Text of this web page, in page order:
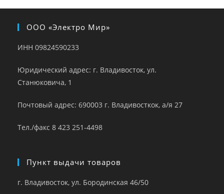
ООО «Электро Мир»
ИНН 09824590233
Юридический адрес: г. Владивосток, ул.
Станюковича, 1
Почтовый адрес: 690003 г. Владивосткок, а/я 27
Тел./факс 8 423 251-4498
Пункт выдачи товаров
г. Владивосток, ул. Бородинская 46/50